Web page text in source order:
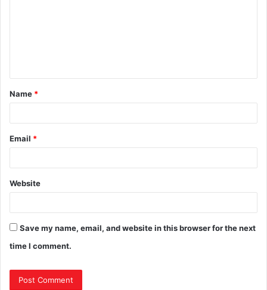
Name *
Email *
Website
Save my name, email, and website in this browser for the next
time I comment.